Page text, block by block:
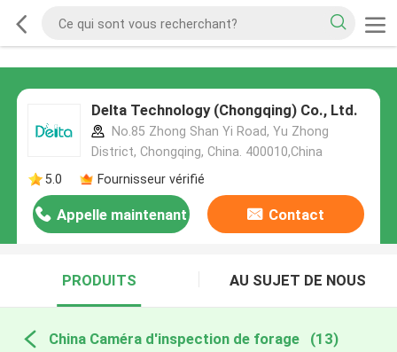
Delta Technology (Chongqing) Co., Ltd.
No.85 Zhong Shan Yi Road, Yu Zhong
District, Chongqing, China. 400010,China
5.0
Fournisseur vérifié
Appelle maintenant Contact
PRODUITS AU SUJET DE NOUS
China Caméra d'inspection de forage (13)